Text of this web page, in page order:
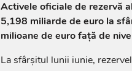
Activele oficiale de rezervă
5,198 miliarde de euro la
milioane de euro față de
La sfârșitul lunii iunie,